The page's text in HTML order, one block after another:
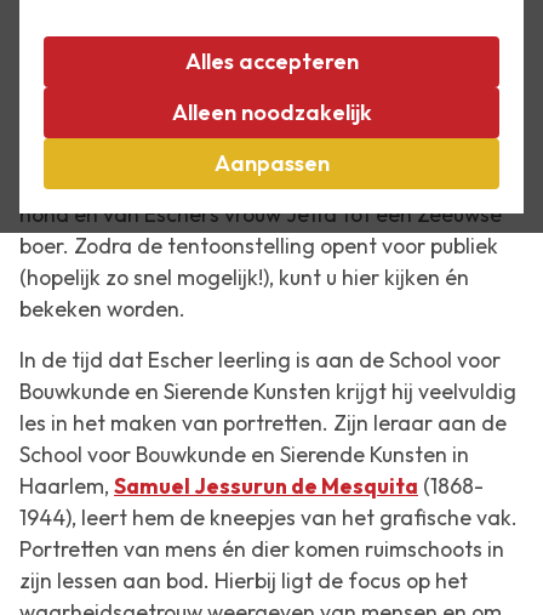
Alles accepteren
Alleen noodzakelijk
Aanpassen
Geniale grafici: Escher en zijn
tijdgenoten
gewijd. In deze zaal bent u niet alleen aan het
kijken, maar staren ook heel veel ogen naar de
bezoeker terug: van Beethoven tot een gestileerde
hond en van Eschers vrouw Jetta tot een Zeeuwse
boer. Zodra de tentoonstelling opent voor publiek
(hopelijk zo snel mogelijk!), kunt u hier kijken én
bekeken worden.
In de tijd dat Escher leerling is aan de School voor
Bouwkunde en Sierende Kunsten krijgt hij veelvuldig
les in het maken van portretten. Zijn leraar aan de
School voor Bouwkunde en Sierende Kunsten in
Haarlem, Samuel Jessurun de Mesquita (1868-
1944), leert hem de kneepjes van het grafische vak.
Portretten van mens én dier komen ruimschoots in
zijn lessen aan bod. Hierbij ligt de focus op het